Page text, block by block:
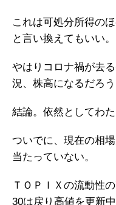
これは可処分所得の
と言い換えてもいい。
やはりコロナ禍が去
況、株高になるだろう
結論。依然としてわた
ついでに、現在の相
当たっていない。
ＴＯＰＩＸの流動性
30は戻り高値を更新